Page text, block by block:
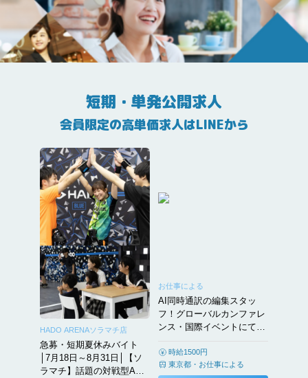
短期・単発公開求人
会員限定の高単価求人はLINEから
HADO ARENAソラマチ店
急募・短期夏休みバイト
│7月18日～8月31日│【ソ
ラマチ】話題の対戦型AR
お仕事による
AI同時通訳の編集スタッ
フ！グローバルカンファレ
ンス・国際イベントにて活
時給1500円
東京都 ・ お仕事による